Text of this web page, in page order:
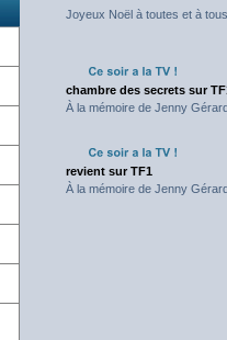
Joyeux Noël à toutes et à
chambre des secrets sur
À la mémoire de Jenny
revient sur TF1
À la mémoire de Jenny